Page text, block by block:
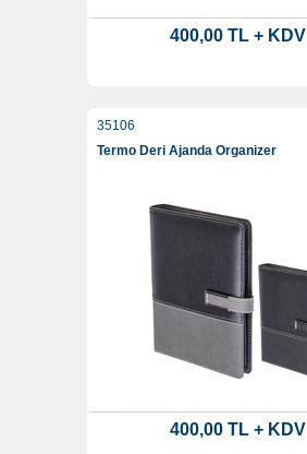
400,00 TL + KDV
35106
Termo Deri Ajanda Organizer
400,00 TL + KDV